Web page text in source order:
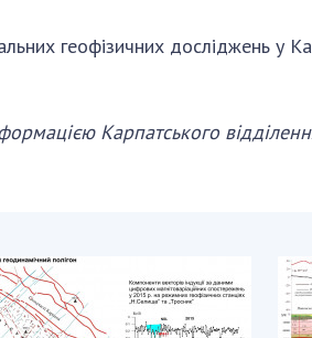
геофізичних досліджень у
Карпатського